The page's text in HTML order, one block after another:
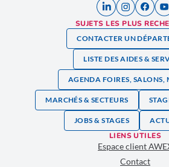
SUJETS LES PLUS
CONTACTER UN
LISTE DES AIDES &
AGENDA FOIRES, SALONS,
MARCHÉS & SECTEURS
JOBS & STAGES
LIENS UTILES
Espace client
Contact